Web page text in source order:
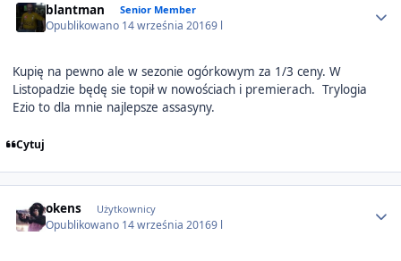
blantman Senior Member
Opublikowano 14 września 20169 l
Kupię na pewno ale w sezonie ogórkowym za 1/3 ceny. W
Listopadzie będę sie topił w nowościach i premierach. Trylogia
Ezio to dla mnie najlepsze assasyny.
Cytuj
okens Użytkownicy
Opublikowano 14 września 20169 l